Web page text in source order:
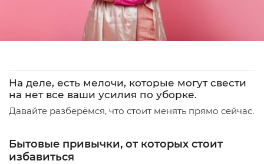
На деле, есть мелочи, которые могут свести
на нет все ваши усилия по уборке.
Давайте разберёмся, что стоит менять прямо сейчас.
Бытовые привычки, от которых стоит
избавиться